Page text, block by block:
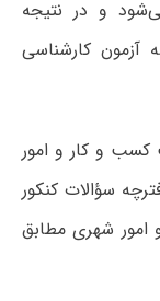
و در نتیجه
آزمون کارشناسی
کسب و کار و امور
سؤالات کنکور
و کار و امور شهری مطابق